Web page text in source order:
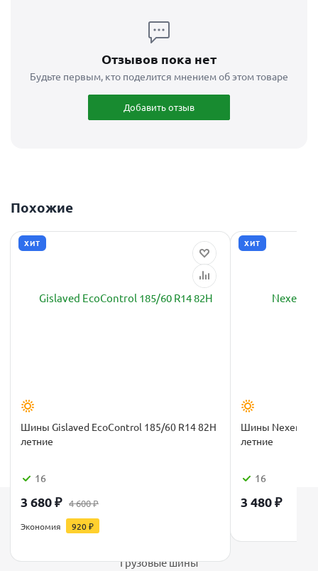
Отзывов пока нет
Будьте первым, кто поделится мнением об этом товаре
Добавить отзыв
Похожие
ХИТ
Шины Gislaved EcoControl 185/60 R14 82H
летние
16
3 680₽ 4 600₽
Экономия 920₽
ХИТ
Шины Nexen
летние
16
3 480₽
Грузовые шины